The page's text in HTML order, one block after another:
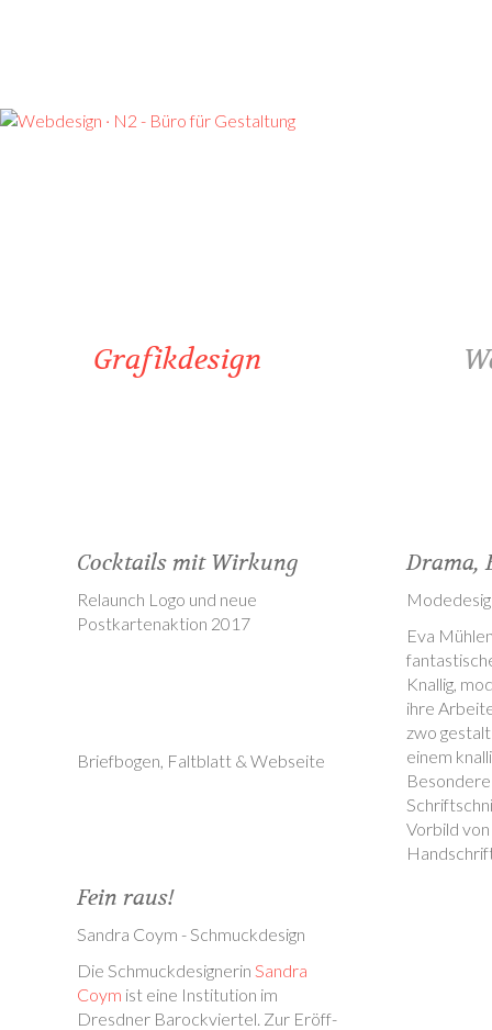
Cocktails mit Wirkung
Relaunch Logo und neue
Postkartenaktion 2017
Briefbogen, Faltblatt & Webseite
Fein raus!
Sandra Coym - Schmuckdesign
Die Schmuckdesignerin Sandra
Coym ist eine Institution im
Dresdner Barockviertel. Zur Eröff-
Drama,
Eva
Knallig,
ihre
zwo
einem
Vorbild
Grafikdesign